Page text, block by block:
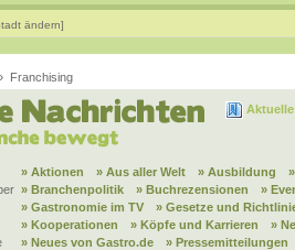
ändern]
Franchising
» Aktionen » Aus aller Welt » Ausbildung
» Branchenpolitik
» Buchrezensionen
»
» Gastronomie im TV
» Gesetze und
» Kooperationen
» Köpfe und Karrieren
»
» Neues von Gastro.de
» Pressemitteilungen